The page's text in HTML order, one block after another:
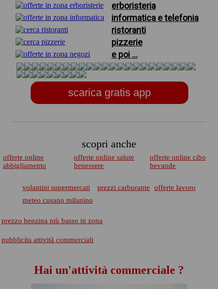
erboristeria
informatica e telefonia
ristoranti
pizzerie
e poi ...
scarica gratis app
scopri anche
offerte online
abbigliamento
offerte online salute
benessere
offerte online cibo
bevande
volantini supermercati prezzi carburante
offerte lavoro
meteo cusano milanino
prezzo benzina più basso in zona
pubblicita attività commerciali
Hai un'attività commerciale ?